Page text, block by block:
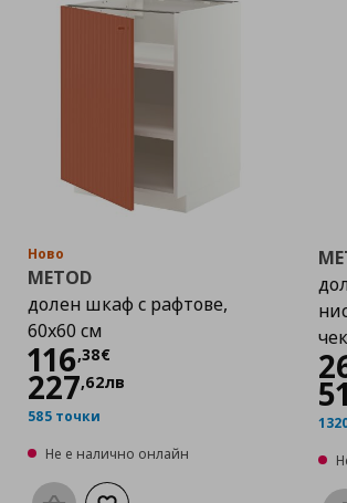
Ново
METOD
долен шкаф с рафтове,
60x60 см
116,38€
Цена
227,62лв
585 точки
Не е налично онлайн